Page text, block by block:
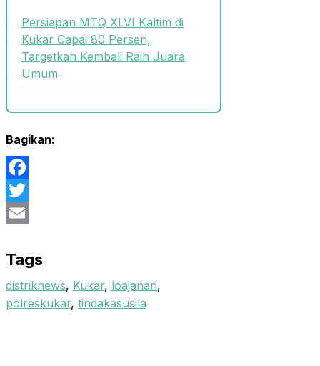
Persiapan MTQ XLVI Kaltim di
Kukar Capai 80 Persen,
Targetkan Kembali Raih Juara
Umum
Bagikan:
Facebook
Twitter
Tags
distriknews, Kukar, loajanan,
polreskukar, tindakasusila